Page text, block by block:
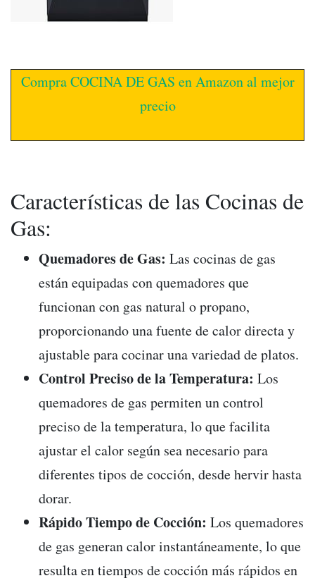
Compra COCINA DE GAS en Amazon al mejor
precio
Características de las Cocinas de
Gas:
Quemadores de Gas: Las cocinas de gas
están equipadas con quemadores que
funcionan con gas natural o propano,
proporcionando una fuente de calor directa y
ajustable para cocinar una variedad de platos.
Control Preciso de la Temperatura: Los
quemadores de gas permiten un control
preciso de la temperatura, lo que facilita
ajustar el calor según sea necesario para
diferentes tipos de cocción, desde hervir hasta
dorar.
Rápido Tiempo de Cocción: Los quemadores
de gas generan calor instantáneamente, lo que
resulta en tiempos de cocción más rápidos en